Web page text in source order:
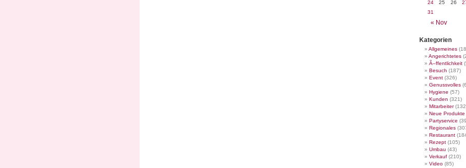
« Nov
24
25 26
31
Kategorien
Allgemeines
Angerichtetes
Ã–ffentlichkeit
Besuch (187)
Event (326)
Genussvolles
Hygiene (57)
Kunden (321)
Mitarbeiter
Neue Produkte
Partyservice
Regionales
Restaurant
Rezept (105)
Umbau (43)
Verkauf (210)
Video (85)